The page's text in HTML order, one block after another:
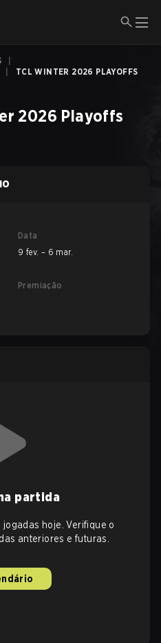
TCL WINTER 2026 PLAYOFFS
2026 Playoffs
Data
9 fev. – 6 mar.
Premiação
partida
hoje. Verifique o
anteriores e futuras.